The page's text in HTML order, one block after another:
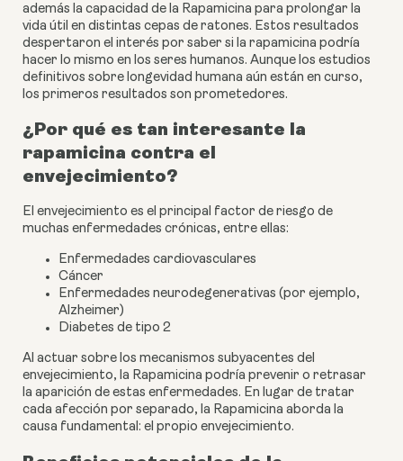
además la capacidad de la Rapamicina para prolongar la
vida útil en distintas cepas de ratones. Estos resultados
despertaron el interés por saber si la rapamicina podría
hacer lo mismo en los seres humanos. Aunque los estudios
definitivos sobre longevidad humana aún están en curso,
los primeros resultados son prometedores.
¿Por qué es tan interesante la
rapamicina contra el
envejecimiento?
El envejecimiento es el principal factor de riesgo de
muchas enfermedades crónicas, entre ellas:
Enfermedades cardiovasculares
Cáncer
Enfermedades neurodegenerativas (por ejemplo,
Alzheimer)
Diabetes de tipo 2
Al actuar sobre los mecanismos subyacentes del
envejecimiento, la Rapamicina podría prevenir o retrasar
la aparición de estas enfermedades. En lugar de tratar
cada afección por separado, la Rapamicina aborda la
causa fundamental: el propio envejecimiento.